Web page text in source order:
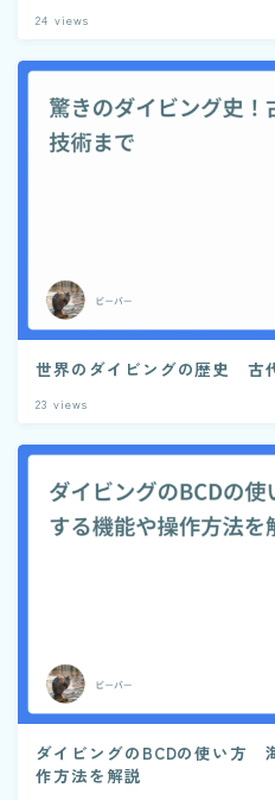
24 views
世界のダイビングの歴史 古
23 views
ダイビングのBCDの使い方
作方法を解説